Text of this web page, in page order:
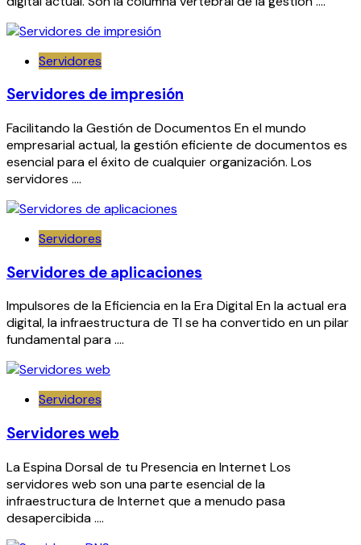
Servidores
Servidores de impresión
Facilitando la Gestión de Documentos En el mundo
empresarial actual, la gestión eficiente de documentos es
esencial para el éxito de cualquier organización. Los
servidores ….
Servidores
Servidores de aplicaciones
Impulsores de la Eficiencia en la Era Digital En la actual era
digital, la infraestructura de TI se ha convertido en un pilar
fundamental para ….
Servidores
Servidores web
La Espina Dorsal de tu Presencia en Internet Los
servidores web son una parte esencial de la
infraestructura de Internet que a menudo pasa
desapercibida ….